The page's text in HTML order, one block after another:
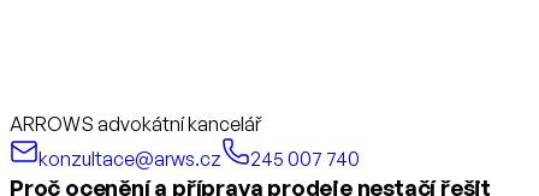
ARROWS advokátní kancelář
konzultace@arws.cz
245 007 740
Proč ocenění a příprava prodeje nestačí řešit